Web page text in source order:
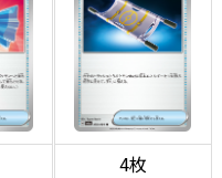
4枚